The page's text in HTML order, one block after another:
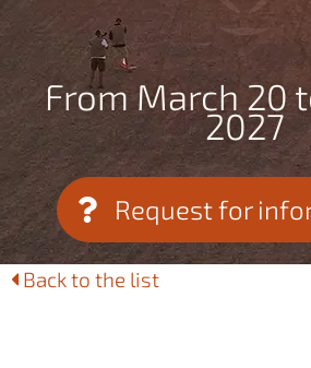
From March 20
2027
Request for
Back to the list